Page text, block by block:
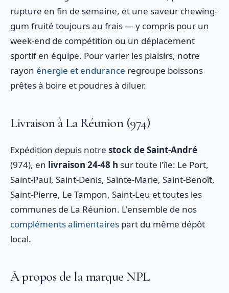
rupture en fin de semaine, et une saveur chewing-
gum fruité toujours au frais — y compris pour un
week-end de compétition ou un déplacement
sportif en équipe. Pour varier les plaisirs, notre
rayon énergie et endurance regroupe boissons
prêtes à boire et poudres à diluer.
Livraison à La Réunion (974)
Expédition depuis notre stock de Saint-André
(974), en livraison 24-48 h sur toute l'île: Le Port,
Saint-Paul, Saint-Denis, Sainte-Marie, Saint-Benoît,
Saint-Pierre, Le Tampon, Saint-Leu et toutes les
communes de La Réunion. L'ensemble de nos
compléments alimentaires part du même dépôt
local.
À propos de la marque NPL